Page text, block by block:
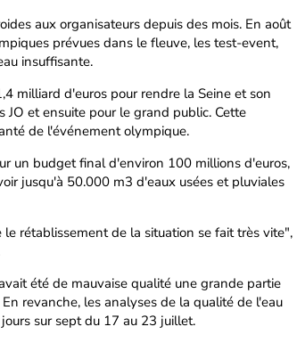
aux organisateurs depuis des mois. En août
prévues dans le fleuve, les test-event,
insuffisante.
milliard d'euros pour rendre la Seine et son
et ensuite pour le grand public. Cette
de l'événement olympique.
un budget final d'environ 100 millions d'euros,
jusqu'à 50.000 m3 d'eaux usées et pluviales
rétablissement de la situation se fait très vite",
été de mauvaise qualité une grande partie
revanche, les analyses de la qualité de l'eau
sur sept du 17 au 23 juillet.